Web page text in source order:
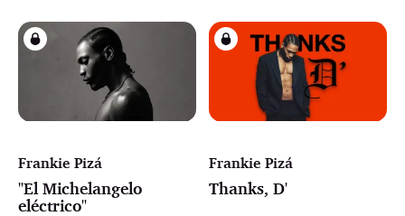
Frankie Pizá
"El Michelangelo
eléctrico"
Frankie Pizá
Thanks, D'